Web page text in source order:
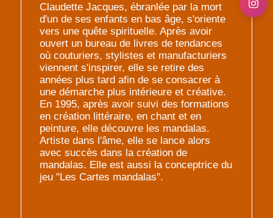
Claudette Jacques, ébranlée par la mort
d'un de ses enfants en bas âge, s'oriente
vers une quête spirituelle. Après avoir
ouvert un bureau de livres de tendances
où couturiers, stylistes et manufacturiers
viennent s'inspirer, elle se retire des
années plus tard afin de se consacrer à
une démarche plus intérieure et créative.
En 1995, après avoir suivi des formations
en création littéraire, en chant et en
peinture, elle découvre les mandalas.
Artiste dans l'âme, elle se lance alors
avec succès dans la création de
mandalas. Elle est aussi la conceptrice du
jeu "Les Cartes mandalas".